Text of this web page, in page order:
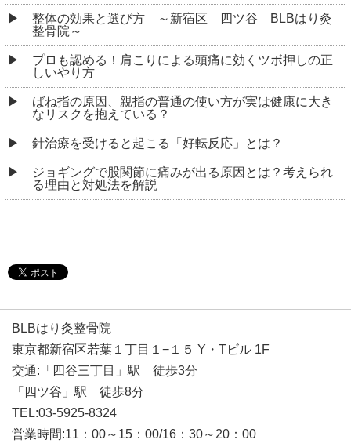
整体の効果と選び方 ～新宿区 四ツ谷 BLBはり灸
整骨院～
プロも認める！肩こりによる頭痛に効くツボ押しの正
しいやり方
ばね指の原因、親指の普通の使い方が実は健康に大き
なリスクを抱えている？
針治療を受けると起こる「好転反応」とは？
ジョギングで股関節に痛みが出る原因とは？考えられ
る理由と対処法を解説
BLBはり灸整骨院
東京都新宿区若葉１丁目１−１５ Y・Tビル 1F
交通:「四谷三丁目」駅 徒歩3分
「四ツ谷」駅 徒歩8分
TEL:03-5925-8324
営業時間:11：00～15：00/16：30～20：00